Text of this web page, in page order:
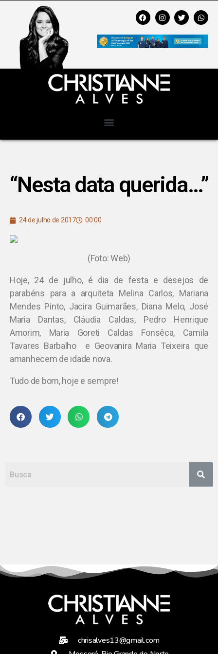
“Nesta data querida…”
24 de julho de 2017 00:00
(Foto: Web)
Hoje, 24 de julho, é dia de festa e desejos de
parabéns para a arquiteta Melina Carlos, Mariana
Mendes Pinto, Jacira Guimarães, Diana Melo, José
Maria Dantas, Cláudia Caldas, Pedro Henrique
Amorim, Maria Goreti Caldas Fonsêca, Camila
Tavares Barbalho e Geovanira Maria Teixeira que
amanhecem de idade nova.
Tudo de bom, hoje e sempre!
chrisalves13@gmail.com